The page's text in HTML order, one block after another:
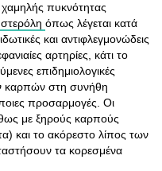
πυκνότητας
όπως λέγεται κατά
και αντιφλεγμονώδεις
αρτηρίες, κάτι το
επιδημιολογικές
καρπών στη συνήθη
προσαρμογές. Οι
με ξηρούς καρπούς
και το ακόρεστο λίπος των
τα κορεσμένα